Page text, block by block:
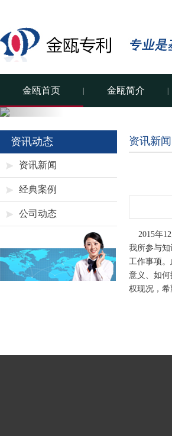
金瓯首页 金瓯简介
资讯动态
资讯新闻
经典案例
公司动态
资讯新闻
2015年12
我所参与
工作事项
意义、如
权现况，